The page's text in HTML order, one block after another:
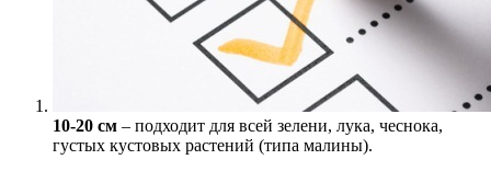
10-20 см – подходит для всей зелени, лука, чеснока,
густых кустовых растений (типа малины).